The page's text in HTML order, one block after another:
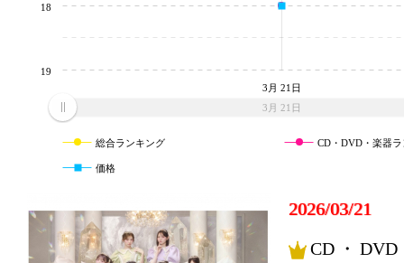
3月 21日
3月 21日
18
19
総合ランキング CD・DVD・楽器
価格
2026/03/21
CD・